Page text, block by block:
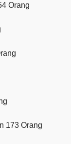
Orang
173 Orang